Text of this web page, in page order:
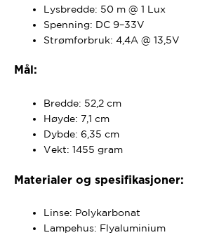
Lysbredde: 50 m @ 1 Lux
Spenning: DC 9–33V
Strømforbruk: 4,4A @ 13,5V
Mål:
Bredde: 52,2 cm
Høyde: 7,1 cm
Dybde: 6,35 cm
Vekt: 1455 gram
Materialer og spesifikasjoner:
Linse: Polykarbonat
Lampehus: Flyaluminium